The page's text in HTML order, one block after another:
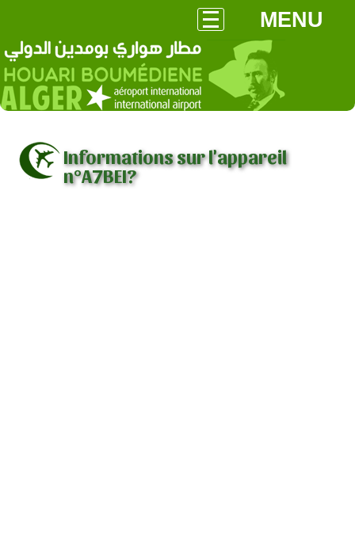
MENU
Informations sur l'appareil
n°A7BEI?